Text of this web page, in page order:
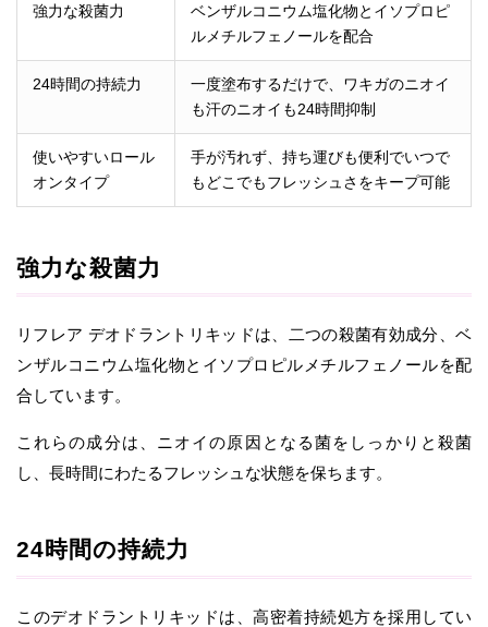
強力な殺菌力
ベンザルコニウム塩化物とイソプロピ
ルメチルフェノールを配合
24時間の持続力
一度塗布するだけで、ワキガのニオイ
も汗のニオイも24時間抑制
使いやすいロール
オンタイプ
手が汚れず、持ち運びも便利でいつで
もどこでもフレッシュさをキープ可能
強力な殺菌力
リフレア デオドラントリキッドは、二つの殺菌有効成分、ベ
ンザルコニウム塩化物とイソプロピルメチルフェノールを配
合しています。
これらの成分は、ニオイの原因となる菌をしっかりと殺菌
し、長時間にわたるフレッシュな状態を保ちます。
24時間の持続力
このデオドラントリキッドは、高密着持続処方を採用してい